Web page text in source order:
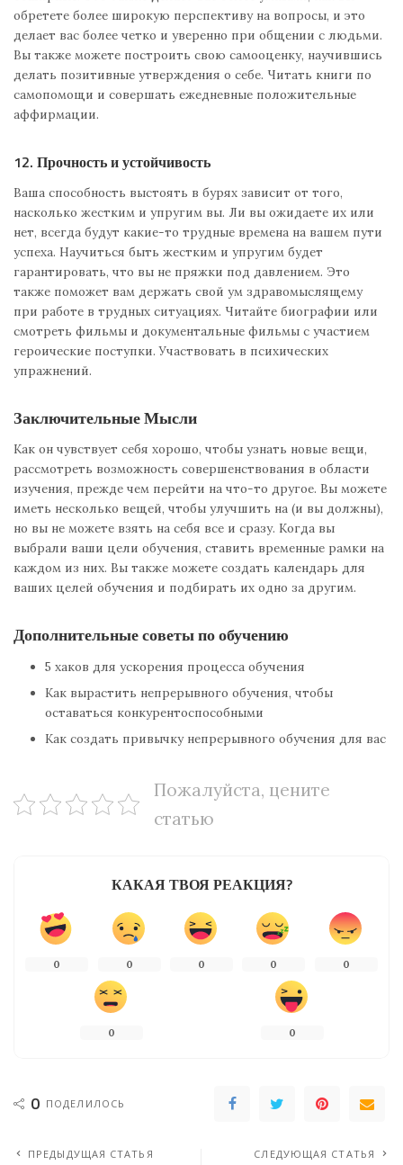
обретете более широкую перспективу на вопросы, и это
делает вас более четко и уверенно при общении с людьми.
Вы также можете построить свою самооценку, научившись
делать позитивные утверждения о себе. Читать книги по
самопомощи и совершать ежедневные положительные
аффирмации.
12. Прочность и устойчивость
Ваша способность выстоять в бурях зависит от того,
насколько жестким и упругим вы. Ли вы ожидаете их или
нет, всегда будут какие-то трудные времена на вашем пути
успеха. Научиться быть жестким и упругим будет
гарантировать, что вы не пряжки под давлением. Это
также поможет вам держать свой ум здравомыслящему
при работе в трудных ситуациях. Читайте биографии или
смотреть фильмы и документальные фильмы с участием
героические поступки. Участвовать в психических
упражнений.
Заключительные Мысли
Как он чувствует себя хорошо, чтобы узнать новые вещи,
рассмотреть возможность совершенствования в области
изучения, прежде чем перейти на что-то другое. Вы можете
иметь несколько вещей, чтобы улучшить на (и вы должны),
но вы не можете взять на себя все и сразу. Когда вы
выбрали ваши цели обучения, ставить временные рамки на
каждом из них. Вы также можете создать календарь для
ваших целей обучения и подбирать их одно за другим.
Дополнительные советы по обучению
5 хаков для ускорения процесса обучения
Как вырастить непрерывного обучения, чтобы
оставаться конкурентоспособными
Как создать привычку непрерывного обучения для вас
Пожалуйста, цените
статью
КАКАЯ ТВОЯ РЕАКЦИЯ?
0 0 0 0 0
0 0
0 ПОДЕЛИЛОСЬ
ПРЕДЫДУЩАЯ СТАТЬЯ СЛЕДУЮЩАЯ СТАТЬЯ